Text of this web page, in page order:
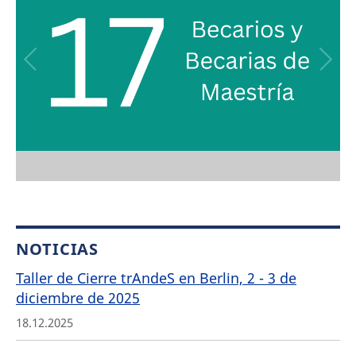
NOTICIAS
Taller de Cierre trAndeS en Berlin, 2 - 3 de
diciembre de 2025
18.12.2025